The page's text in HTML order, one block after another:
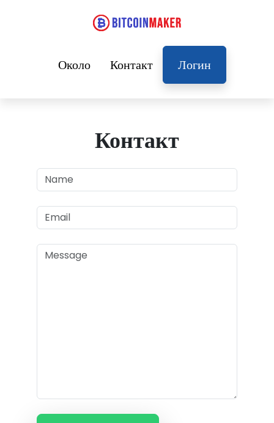
Около Контакт Логин
Контакт